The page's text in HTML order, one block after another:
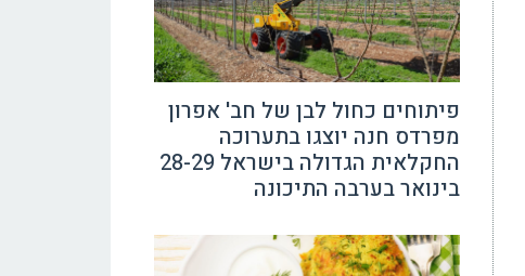
פיתוחים כחול לבן של חב' אפרון
מפרדס חנה יוצגו בתערוכה
החקלאית הגדולה בישראל 28-29
בינואר בערבה התיכונה